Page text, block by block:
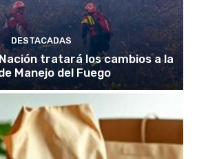
DESTACADAS
tratará los cambios a la
Manejo del Fuego